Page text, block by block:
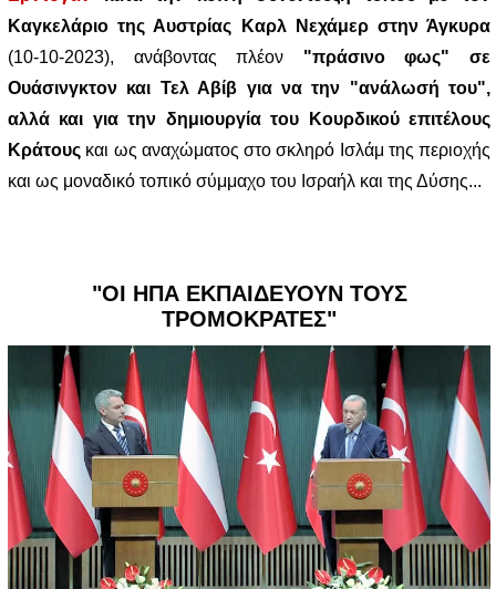
Καγκελάριο της Αυστρίας Καρλ Νεχάμερ στην Άγκυρα
(10-10-2023), ανάβοντας πλέον "πράσινο φως" σε
Ουάσινγκτον και Τελ Αβίβ για να την "ανάλωσή του",
αλλά και για την δημιουργία του Κουρδικού επιτέλους
Κράτους και ως αναχώματος στο σκληρό Ισλάμ της περιοχής
και ως μοναδικό τοπικό σύμμαχο του Ισραήλ και της Δύσης...
"ΟΙ ΗΠΑ ΕΚΠΑΙΔΕΥΟΥΝ ΤΟΥΣ
ΤΡΟΜΟΚΡΑΤΕΣ"